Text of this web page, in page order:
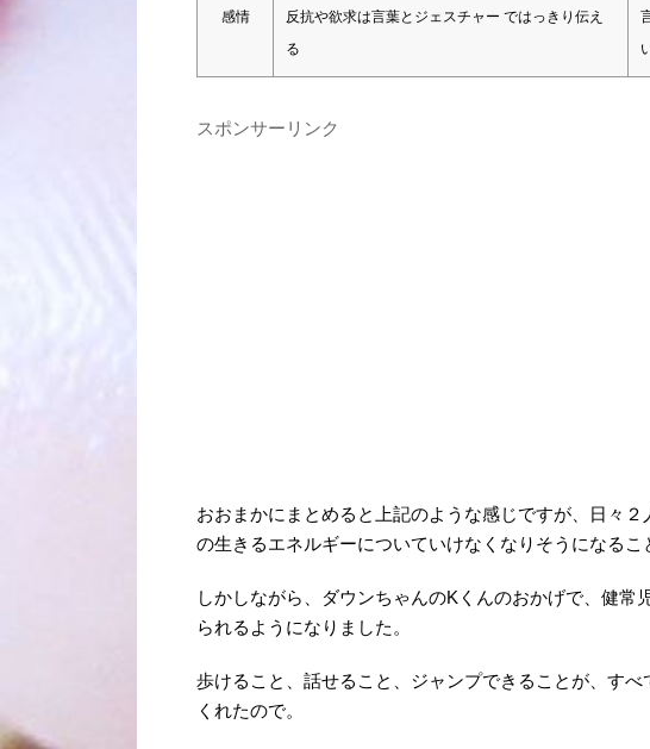
感情
反抗や欲求は言葉とジェスチャー ではっきり伝え
る
スポンサーリンク
おおまかにまとめると上記のような感じですが、日々
の生きるエネルギーについていけなくなりそうになるこ
しかしながら、ダウンちゃんのKくんのおかげで、健
られるようになりました。
歩けること、話せること、ジャンプできることが、す
くれたので。